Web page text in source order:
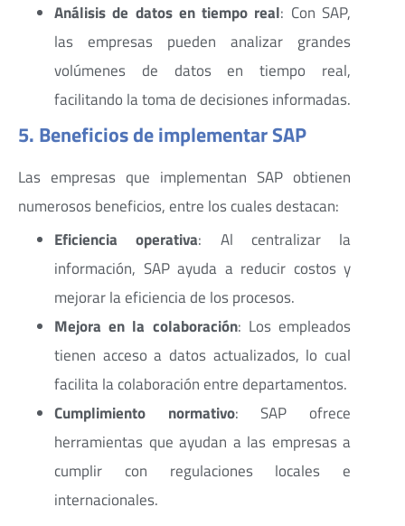
Análisis de datos en tiempo real: Con SAP,
las empresas pueden analizar grandes
volúmenes de datos en tiempo real,
facilitando la toma de decisiones informadas.
5. Beneficios de implementar SAP
Las empresas que implementan SAP obtienen
numerosos beneficios, entre los cuales destacan:
Eficiencia operativa: Al centralizar la
información, SAP ayuda a reducir costos y
mejorar la eficiencia de los procesos.
Mejora en la colaboración: Los empleados
tienen acceso a datos actualizados, lo cual
facilita la colaboración entre departamentos.
Cumplimiento normativo: SAP ofrece
herramientas que ayudan a las empresas a
cumplir con regulaciones locales e
internacionales.